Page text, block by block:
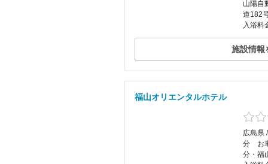
山陽自
道182
入浴料
施設情報
福山オリエンタルホテル
広島県
分 お
分・福